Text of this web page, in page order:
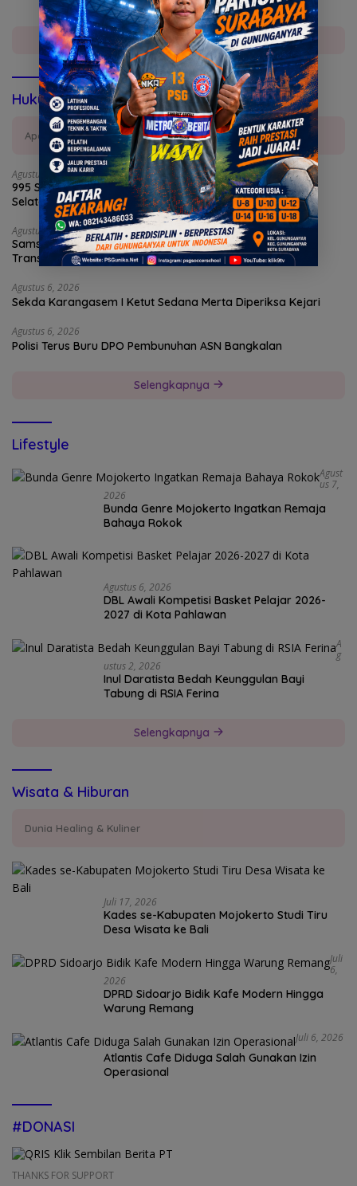
Selengkapnya
Hukum & Kriminal
Aparat Penegak Hukum
Agustus 6, 2026
995 Senjata Api Ditemukan di Sekolah Swasta di Jakarta
Selatan
Agustus 6, 2026
Samsat Mojokerto Kota Perkuat Pelayanan Cepat dan
Transparan
Agustus 6, 2026
Sekda Karangasem I Ketut Sedana Merta Diperiksa Kejari
Agustus 6, 2026
Polisi Terus Buru DPO Pembunuhan ASN Bangkalan
Selengkapnya
Lifestyle
Agust
Us 7,
2026
Bunda Genre Mojokerto Ingatkan Remaja
Bahaya Rokok
Agustus 6, 2026
DBL Awali Kompetisi Basket Pelajar 2026-
2027 di Kota Pahlawan
A
G
Ustus 2, 2026
Inul Daratista Bedah Keunggulan Bayi
Tabung di RSIA Ferina
Selengkapnya
Wisata & Hiburan
Dunia Healing & Kuliner
Juli 17, 2026
Kades se-Kabupaten Mojokerto Studi Tiru
Desa Wisata ke Bali
Juli
6,
2026
DPRD Sidoarjo Bidik Kafe Modern Hingga
Warung Remang
Juli 6, 2026
Atlantis Cafe Diduga Salah Gunakan Izin
Operasional
#DONASI
THANKS FOR SUPPORT